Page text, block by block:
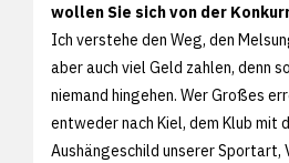
wollen Sie sich von der
Ich verstehe den Weg, den
aber auch viel Geld zahlen, denn
niemand hingehen. Wer Großes
entweder nach Kiel, dem Klub mit
Aushängeschild unserer Sportart,